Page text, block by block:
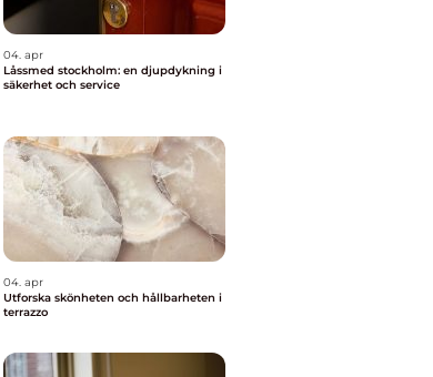
04. apr
Låssmed stockholm: en djupdykning i
säkerhet och service
04. apr
Utforska skönheten och hållbarheten i
terrazzo